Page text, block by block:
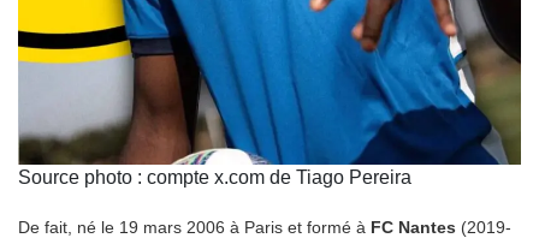
Source photo : compte x.com de Tiago Pereira
De fait, né le 19 mars 2006 à Paris et formé à FC Nantes (2019-